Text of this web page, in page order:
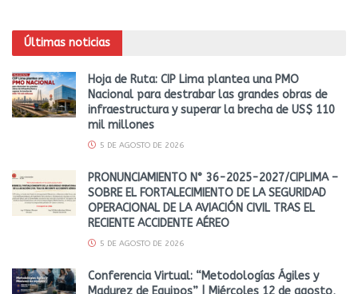
Últimas noticias
Hoja de Ruta: CIP Lima plantea una PMO
Nacional para destrabar las grandes obras de
infraestructura y superar la brecha de US$ 110
mil millones
5 DE AGOSTO DE 2026
PRONUNCIAMIENTO N° 36-2025-2027/CIPLIMA –
SOBRE EL FORTALECIMIENTO DE LA SEGURIDAD
OPERACIONAL DE LA AVIACIÓN CIVIL TRAS EL
RECIENTE ACCIDENTE AÉREO
5 DE AGOSTO DE 2026
Conferencia Virtual: “Metodologías Ágiles y